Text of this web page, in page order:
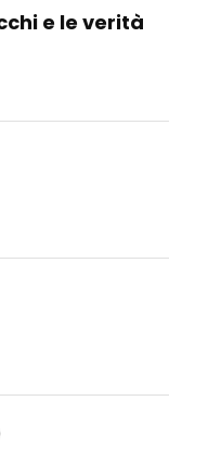
e le verità